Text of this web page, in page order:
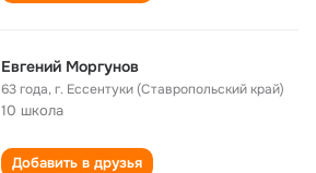
Евгений Моргунов
63 года,г. Ессентуки (Ставропольский край)
10 школа
Добавить в друзья